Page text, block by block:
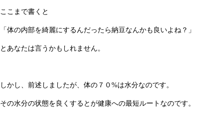
ここまで書くと
「体の内部を綺麗にするんだったら納豆なんかも良いよね？」
とあなたは言うかもしれません。
しかし、前述しましたが、体の７０%は水分なのです。
その水分の状態を良くするとが健康への最短ルートなのです。